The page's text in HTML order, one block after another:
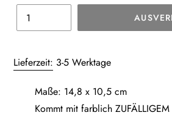
wird
zum
hinzugefügt
Lieferzeit: 3-5 Werktage
Maße: 14,8 x 10,5 cm
Kommt mit farblich